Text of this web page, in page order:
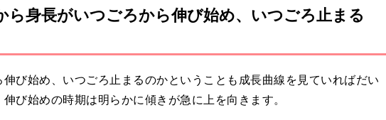
ら身長がいつごろから伸び始め、いつごろ止まる
び始め、いつごろ止まるのかということも成長曲線を見ていればだい
び始めの時期は明らかに傾きが急に上を向きます。